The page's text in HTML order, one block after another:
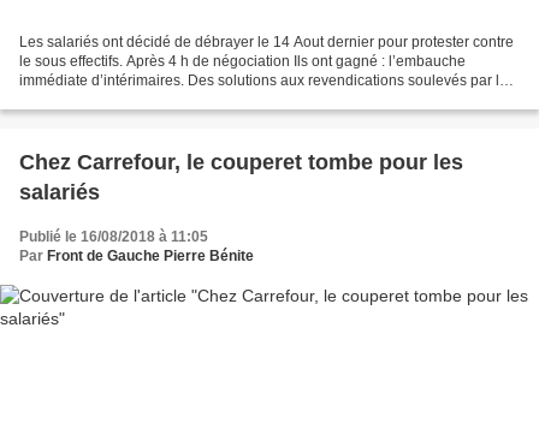
Les salariés ont décidé de débrayer le 14 Aout dernier pour protester contre
le sous effectifs. Après 4 h de négociation Ils ont gagné : l’embauche
immédiate d’intérimaires. Des solutions aux revendications soulevés par les
Chez Carrefour, le couperet tombe pour les
salariés
Publié le 16/08/2018 à 11:05
Par Front de Gauche Pierre Bénite